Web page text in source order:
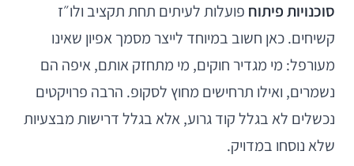
סוכנויות פיתוח פועלות לעיתים תחת תקציב ולו״ז
קשיחים. כאן חשוב במיוחד לייצר מסמך אפיון שאינו
מעורפל: מי מגדיר חוקים, מי מתחזק אותם, איפה הם
נשמרים, ואילו תרחישים מחוץ לסקופ. הרבה פרויקטים
נכשלים לא בגלל קוד גרוע, אלא בגלל דרישות מבצעיות
שלא נוסחו במדויק.